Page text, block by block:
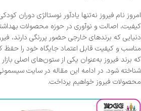
امروز نام فیروز نه‌تنها یادآور نوستالژی دوران
کیفیت، اصالت و نوآوری در حوزه محصولات
دنیایی که برندهای خارجی حضور پررنگی دارند،
مناسب و کیفیت قابل اعتماد جایگاه خود را
که برند فیروز به‌عنوان یکی از ستون‌های اصلی
شناخته شود. در ادامه این مقاله در سایت
محصولات فیروز خواهیم پرداخت.